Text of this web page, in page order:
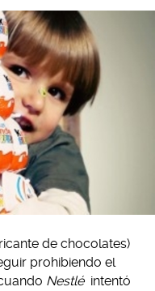
de chocolates)
prohibiendo el
Nestlé intentó